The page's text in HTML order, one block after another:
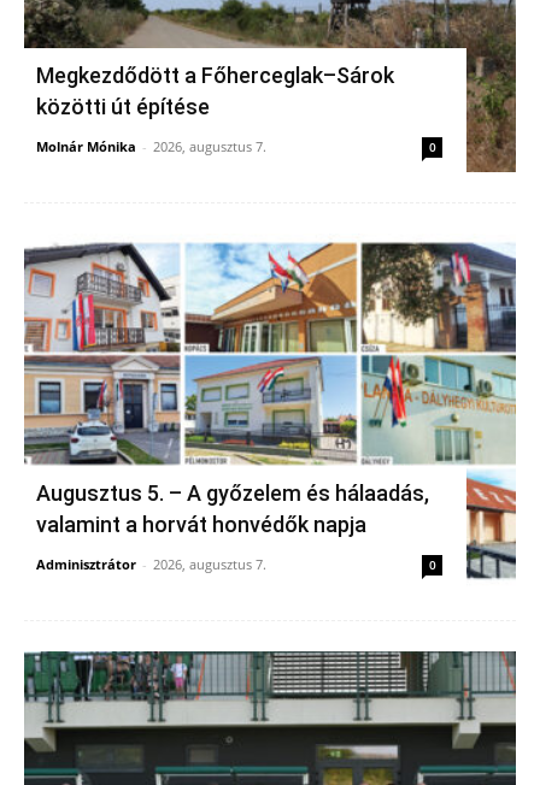
Megkezdődött a Főherceglak–Sárok
közötti út építése
Molnár Mónika - 2026, augusztus 7. 0
Augusztus 5. – A győzelem és hálaadás,
valamint a horvát honvédők napja
Adminisztrátor - 2026, augusztus 7. 0